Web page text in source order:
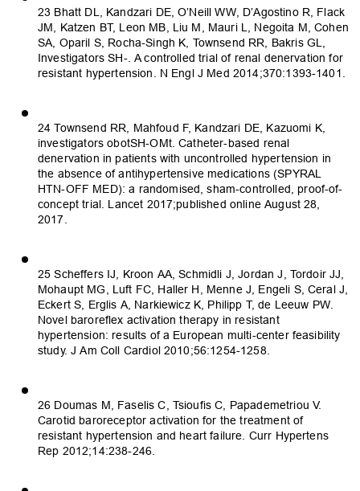
23 Bhatt DL, Kandzari DE, O’Neill WW, D’Agostino R, Flack
JM, Katzen BT, Leon MB, Liu M, Mauri L, Negoita M, Cohen
SA, Oparil S, Rocha-Singh K, Townsend RR, Bakris GL,
Investigators SH-. A controlled trial of renal denervation for
resistant hypertension. N Engl J Med 2014;370:1393-1401.
24 Townsend RR, Mahfoud F, Kandzari DE, Kazuomi K,
investigators obotSH-OMt. Catheter-based renal
denervation in patients with uncontrolled hypertension in
the absence of antihypertensive medications (SPYRAL
HTN-OFF MED): a randomised, sham-controlled, proof-of-
concept trial. Lancet 2017;published online August 28,
2017.
25 Scheffers IJ, Kroon AA, Schmidli J, Jordan J, Tordoir JJ,
Mohaupt MG, Luft FC, Haller H, Menne J, Engeli S, Ceral J,
Eckert S, Erglis A, Narkiewicz K, Philipp T, de Leeuw PW.
Novel baroreflex activation therapy in resistant
hypertension: results of a European multi-center feasibility
study. J Am Coll Cardiol 2010;56:1254-1258.
26 Doumas M, Faselis C, Tsioufis C, Papademetriou V.
Carotid baroreceptor activation for the treatment of
resistant hypertension and heart failure. Curr Hypertens
Rep 2012;14:238-246.